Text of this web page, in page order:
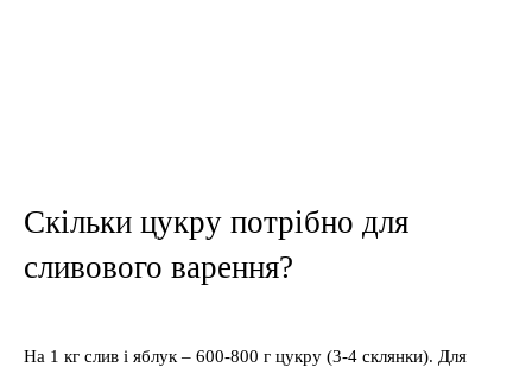
Скільки цукру потрібно для
сливового варення?
На 1 кг слив і яблук – 600-800 г цукру (3-4 склянки). Для